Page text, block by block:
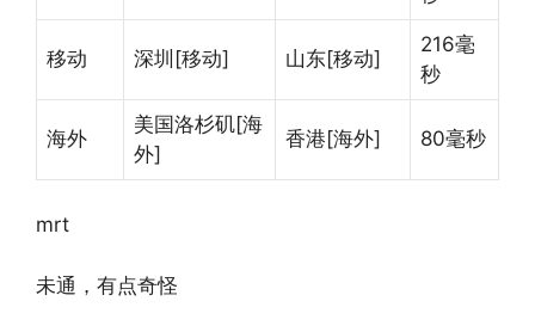
移动 深圳[移动] 山东[移动]
216毫
秒
海外
美国洛杉矶[海
外]
香港[海外] 80毫秒
mrt
未通，有点奇怪